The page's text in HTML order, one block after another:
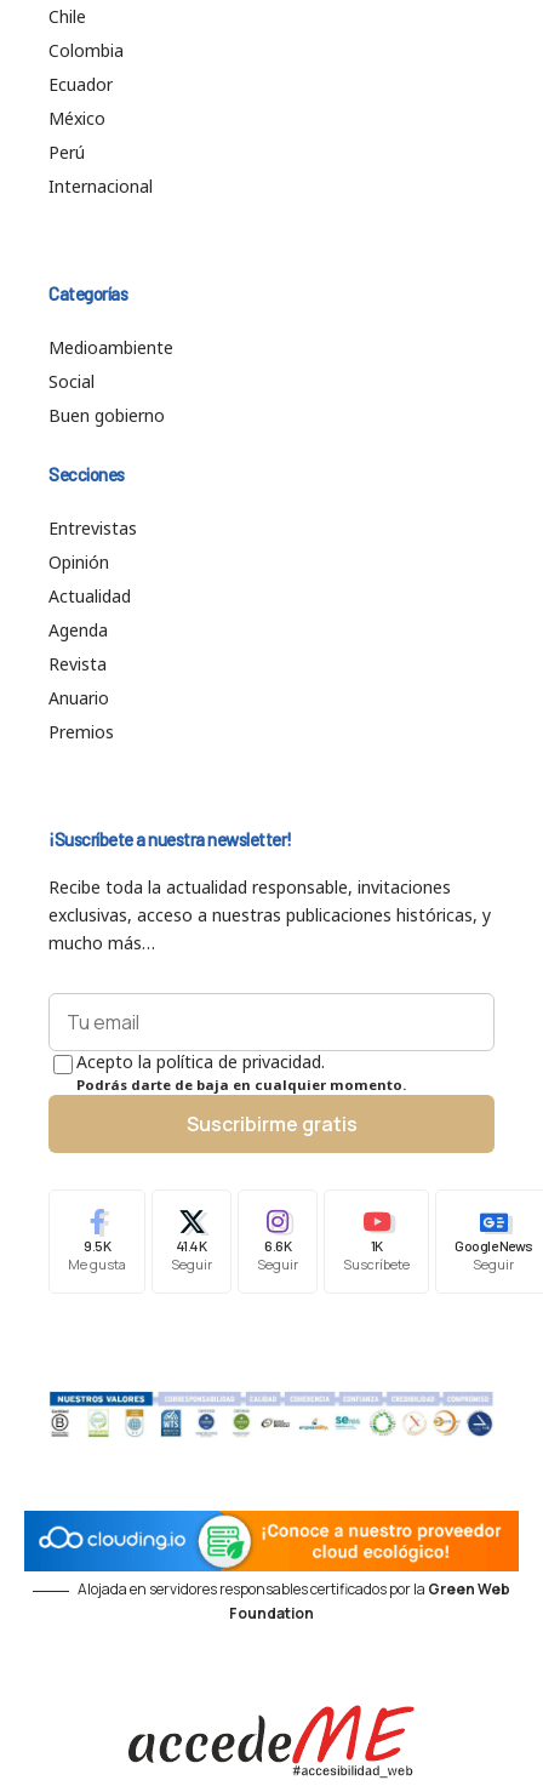
Chile
Colombia
Ecuador
México
Perú
Internacional
Categorías
Medioambiente
Social
Buen gobierno
Secciones
Entrevistas
Opinión
Actualidad
Agenda
Revista
Anuario
Premios
¡Suscríbete a nuestra newsletter!
Recibe toda la actualidad responsable, invitaciones
exclusivas, acceso a nuestras publicaciones históricas, y
mucho más…
Acepto la política de privacidad.
Podrás darte de baja en cualquier momento.
Suscribirme gratis
9.5K
Me gusta
41.4K
Seguir
6.6K
Seguir
1K
Suscríbete
Google News
Seguir
Alojada en servidores responsables certificados por la Green Web
Foundation